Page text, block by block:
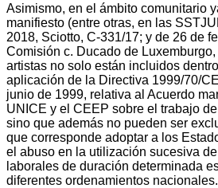
Asimismo, en el ámbito comunitario
manifiesto (entre otras, en las
2018, Sciotto, C-331/17; y de 26 de
Comisión c. Ducado de
artistas no solo están incluidos
aplicación de la Directiva 1999/70/
junio de 1999, relativa al Acuerdo
UNICE y el CEEP sobre el trabajo
sino que además no pueden ser
que corresponde adoptar a los
el abuso en la utilización sucesiva
laborales de duración determinada
diferentes ordenamientos nacionales.